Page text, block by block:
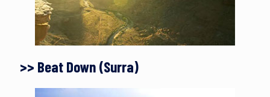
>> Beat Down (Surra)